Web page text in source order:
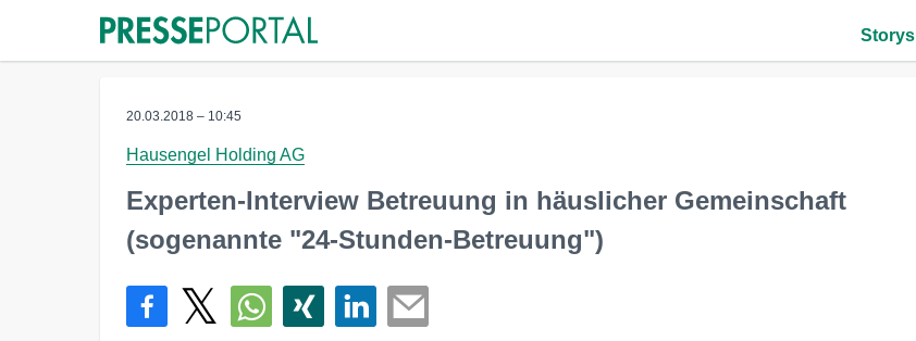
Storys
20.03.2018 – 10:45
Hausengel Holding AG
Experten-Interview Betreuung in häuslicher Gemeinschaft
(sogenannte "24-Stunden-Betreuung")